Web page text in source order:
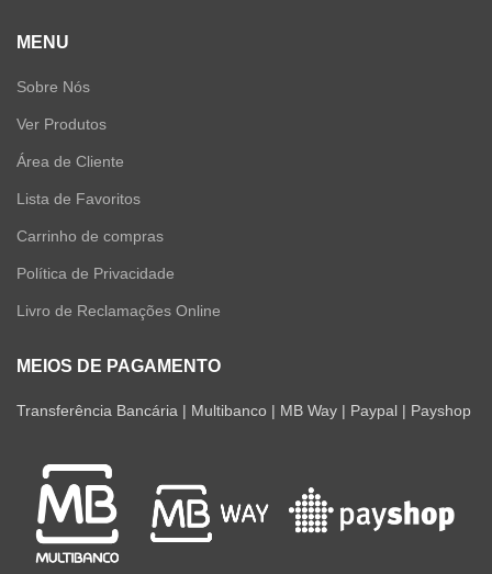
MENU
Sobre Nós
Ver Produtos
Área de Cliente
Lista de Favoritos
Carrinho de compras
Política de Privacidade
Livro de Reclamações Online
MEIOS DE PAGAMENTO
Transferência Bancária | Multibanco | MB Way | Paypal | Payshop